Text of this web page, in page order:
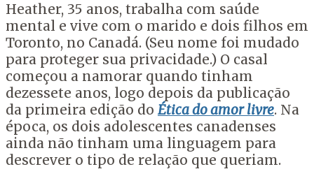
Heather, 35 anos, trabalha com saúde
mental e vive com o marido e dois filhos em
Toronto, no Canadá. (Seu nome foi mudado
para proteger sua privacidade.) O casal
começou a namorar quando tinham
dezessete anos, logo depois da publicação
da primeira edição do Ética do amor livre. Na
época, os dois adolescentes canadenses
ainda não tinham uma linguagem para
descrever o tipo de relação que queriam.